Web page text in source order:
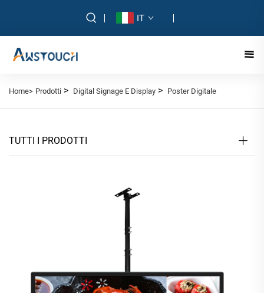
IT
Home> Prodotti > Digital Signage E Display > Poster Digitale
TUTTI I PRODOTTI